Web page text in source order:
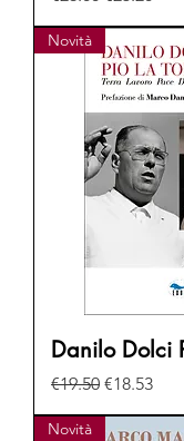
Novità
Danilo Dolci
Regular Price
€19.50 Sale Price
€18.53
Novità